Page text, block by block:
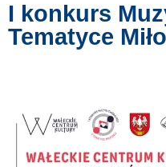
I konkurs
Tematyce